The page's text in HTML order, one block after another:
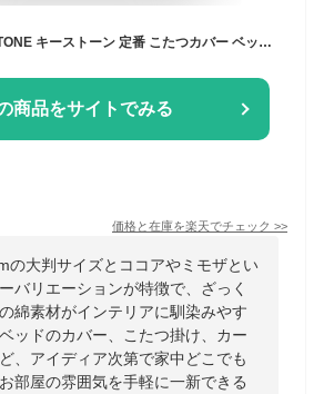
商品をサイトでみる
価格と在庫を楽天でチェック >>
の大判サイズとココアやミモザとい
バリエーションが特徴で、ざっく
綿素材がインテリアに馴染みやす
ッドのカバー、こたつ掛け、カー
、アイディア次第で家中どこでも
部屋の雰囲気を手軽に一新できる